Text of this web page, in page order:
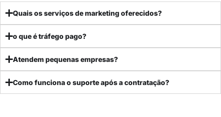
Quais os serviços de marketing oferecidos?
o que é tráfego pago?
Atendem pequenas empresas?
Como funciona o suporte após a contratação?